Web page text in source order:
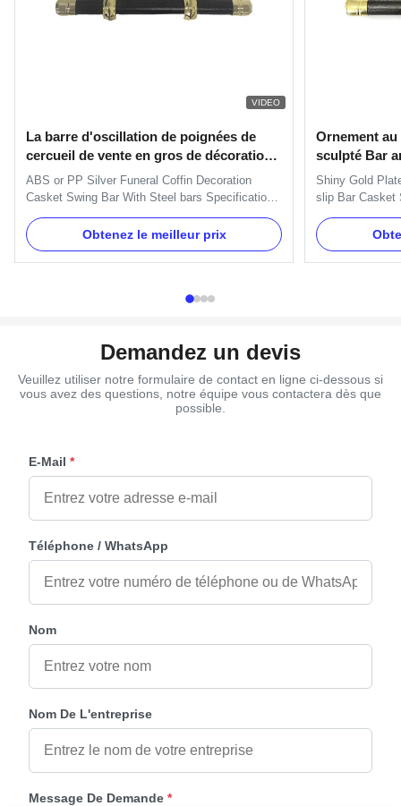
VIDEO
La barre d'oscillation de poignées de
cercueil de vente en gros de décoration
de cercueil, cercueil manipule des
fournisseurs
ABS or PP Silver Funeral Coffin Decoration
Casket Swing Bar With Steel bars Specification:
handles ,8pcs end caps and 2 long bars and 2
short bars. Item Name TX-A Swing bar Material
Plastic (PP) and Zinc Alloy Color Gold, silver,
Obtenez le meilleur prix
Ornement
sculpté Bar
pivotantes
funéraire
Shiny Gold
slip Bar Casket
plastic
2 long bars
Lotus Swing
Demandez un devis
Veuillez utiliser notre formulaire de contact en ligne ci-dessous si
vous avez des questions, notre équipe vous contactera dès que
possible.
E-Mail *
Téléphone / WhatsApp
Nom
Nom De L'entreprise
Message De Demande *